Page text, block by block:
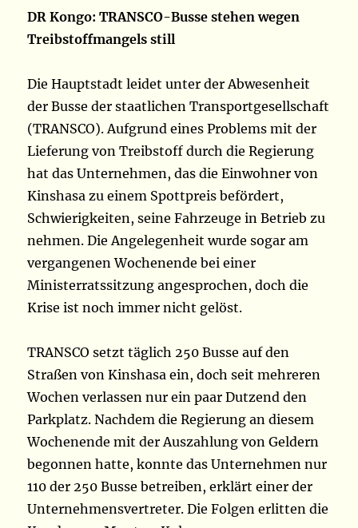
DR Kongo: TRANSCO-Busse stehen wegen
Treibstoffmangels still
Die Hauptstadt leidet unter der Abwesenheit
der Busse der staatlichen Transportgesellschaft
(TRANSCO). Aufgrund eines Problems mit der
Lieferung von Treibstoff durch die Regierung
hat das Unternehmen, das die Einwohner von
Kinshasa zu einem Spottpreis befördert,
Schwierigkeiten, seine Fahrzeuge in Betrieb zu
nehmen. Die Angelegenheit wurde sogar am
vergangenen Wochenende bei einer
Ministerratssitzung angesprochen, doch die
Krise ist noch immer nicht gelöst.
TRANSCO setzt täglich 250 Busse auf den
Straßen von Kinshasa ein, doch seit mehreren
Wochen verlassen nur ein paar Dutzend den
Parkplatz. Nachdem die Regierung an diesem
Wochenende mit der Auszahlung von Geldern
begonnen hatte, konnte das Unternehmen nur
110 der 250 Busse betreiben, erklärt einer der
Unternehmensvertreter. Die Folgen erlitten die